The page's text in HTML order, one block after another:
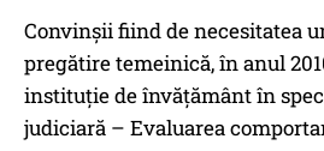
Convinșii fiind de necesitatea
pregătire temeinică, în anul
instituție de învățământ în
judiciară – Evaluarea